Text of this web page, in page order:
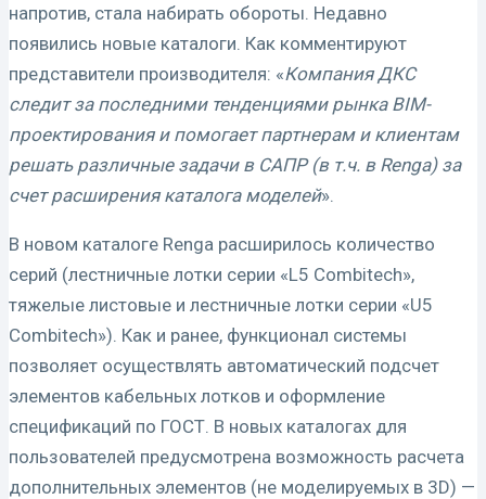
напротив, стала набирать обороты. Недавно
появились новые каталоги. Как комментируют
представители производителя: «Компания ДКС
следит за последними тенденциями рынка BIM-
проектирования и помогает партнерам и клиентам
решать различные задачи в САПР (в т.ч. в Renga) за
счет расширения каталога моделей».
В новом каталоге Renga расширилось количество
серий (лестничные лотки серии «L5 Combitech»,
тяжелые листовые и лестничные лотки серии «U5
Combitech»). Как и ранее, функционал системы
позволяет осуществлять автоматический подсчет
элементов кабельных лотков и оформление
спецификаций по ГОСТ. В новых каталогах для
пользователей предусмотрена возможность расчета
дополнительных элементов (не моделируемых в 3D) —